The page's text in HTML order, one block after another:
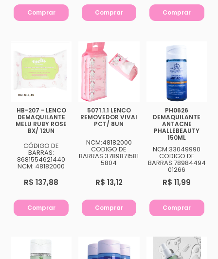
Comprar Comprar Comprar
HB-207 - LENCO
DEMAQUILANTE
MELU RUBY ROSE
BX/ 12UN
CÓDIGO DE
BARRAS:
8681554621440
NCM: 48182000
R$ 137,88
Comprar
5071.1.1 LENCO
REMOVEDOR VIVAI
PCT/ 8UN
NCM:48182000
CODIGO DE
BARRAS:3789871581
5804
R$ 13,12
Comprar
PH0626
DEMAQUILANTE
ANTACNE
PHALLEBEAUTY
150ML
NCM:33049990
CODIGO DE
BARRAS:78984494
01266
R$ 11,99
Comprar